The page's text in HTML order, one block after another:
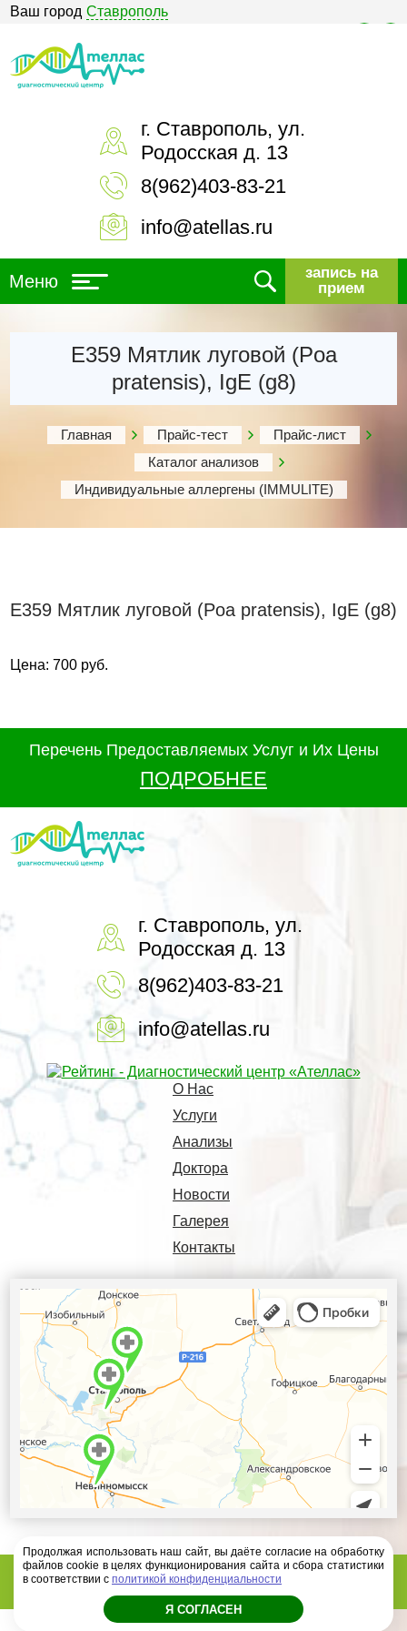
Ваш город Ставрополь
г. Ставрополь, ул.
Родосская д. 13
8(962)403-83-21
info@atellas.ru
Меню
запись на
прием
Е359 Мятлик луговой (Poa
pratensis), IgE (g8)
Главная Прайс-тест
Прайс-лист
Каталог анализов
Индивидуальные аллергены (IMMULITE)
Е359 Мятлик луговой (Poa pratensis), IgE (g8)
Цена: 700 руб.
Перечень Предоставляемых Услуг и Их Цены
ПОДРОБНЕЕ
г. Ставрополь, ул.
Родосская д. 13
8(962)403-83-21
info@atellas.ru
О Нас
Услуги
Анализы
Доктора
Новости
Галерея
Контакты
Диагностический центр Ателлас - 2026 год
Продолжая использовать наш сайт, вы даёте согласие на обработку
файлов cookie в целях функционирования сайта и сбора статистики
в соответствии с политикой конфиденциальности
Я СОГЛАСЕН